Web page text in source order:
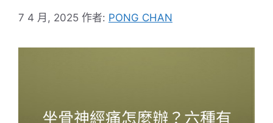
7 4 月, 2025 作者: PONG CHAN